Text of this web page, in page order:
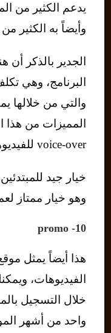
يدعم الكثير من
وأيضاً به الكثير
الجدير بالذكر
والتي من خلالها
المميزات من هذا
voice-over للفيديوهات.
خيار جيد
وهو خيار ممتاز
10- promo
هذا أيضاً يمثل
الفيديوهات،
خلال التسجيل
واحد من أشهر